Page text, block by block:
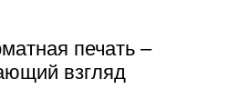
печать –
взгляд